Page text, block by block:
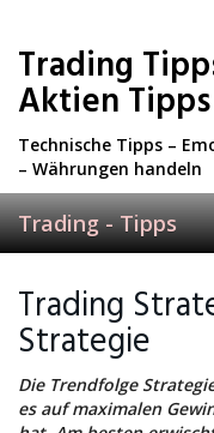
main
content
Trading
Aktien Tipps
Technische Tipps –
– Währungen handeln
Trading - Tipps
Trading
Strategie
Die Trendfolge
es auf maximalen